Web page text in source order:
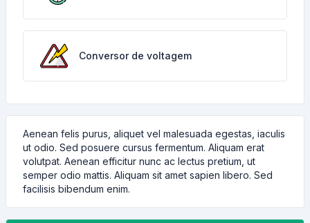
Conversor de voltagem
Aenean felis purus, aliquet vel malesuada egestas, iaculis
ut odio. Sed posuere cursus fermentum. Aliquam erat
volutpat. Aenean efficitur nunc ac lectus pretium, ut
semper odio mattis. Aliquam sit amet sapien libero. Sed
facilisis bibendum enim.